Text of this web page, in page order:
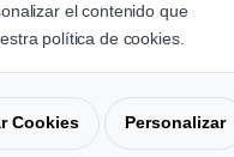
Xiaomi Mi Dual Mode
Blanco
el contenido que
política de cookies.
Cookies Personalizar